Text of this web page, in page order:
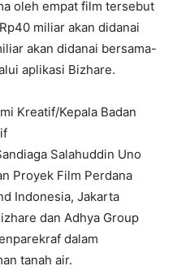
oleh empat film tersebut
miliar akan didanai
akan didanai bersama-
aplikasi Bizhare.
Kreatif/Kepala Badan
Salahuddin Uno
Proyek Film Perdana
Indonesia, Jakarta
dan Adhya Group
dalam
tanah air.